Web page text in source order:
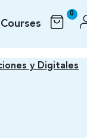
Courses
0
y Digitales